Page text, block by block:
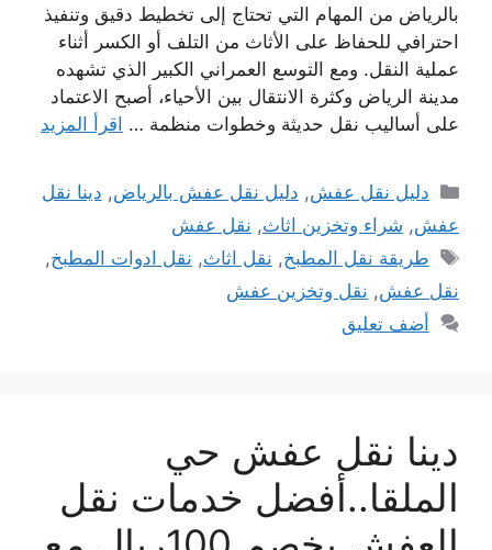
بالرياض من المهام التي تحتاج إلى تخطيط دقيق وتنفيذ
احترافي للحفاظ على الأثاث من التلف أو الكسر أثناء
عملية النقل. ومع التوسع العمراني الكبير الذي تشهده
مدينة الرياض وكثرة الانتقال بين الأحياء، أصبح الاعتماد
على أساليب نقل حديثة وخطوات منظمة … اقرأ المزيد
التصنيفات
دليل نقل عفش, دليل نقل عفش بالرياض, دينا نقل
عفش, شراء وتخزين اثاث, نقل عفش
الوسوم
طريقة نقل المطبخ, نقل اثاث, نقل ادوات المطبخ,
نقل عفش, نقل وتخزين عفش
أضف تعليق
دينا نقل عفش حي
الملقا..أفضل خدمات نقل